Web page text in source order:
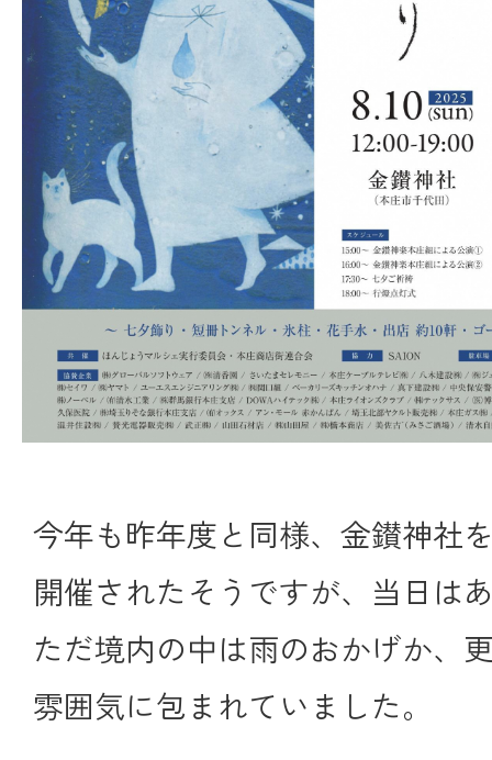
今年も昨年度と同様、金鑚神社
開催されたそうですが、当日は
ただ境内の中は雨のおかげか、
雰囲気に包まれていました。